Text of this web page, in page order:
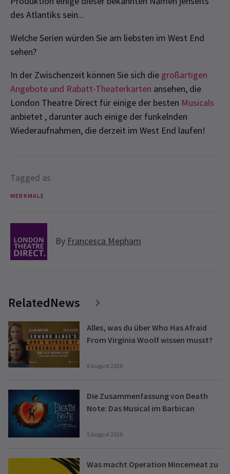
des Atlantiks sein...
Welche Serien würden Sie am liebsten im West End
sehen?
In der Zwischenzeit können Sie sich die großartigen
Angebote und Rabatt-Theaterkarten ansehen, die
London Theatre Direct für einige der besten Musicals
anbietet , darunter auch einige der funkelnden
Wiederaufnahmen, die derzeit im West End laufen!
Tagged as
MERKMALE
By Francesca Mepham
RelatedNews
Alles, was du über Who Has Afraid
From Virginia Woolf wissen musst?
6 August 2026
Die Zusammenfassung von Death
Note: Das Musical im Barbican
5 August 2026
Was macht Operation Mincemeat zu